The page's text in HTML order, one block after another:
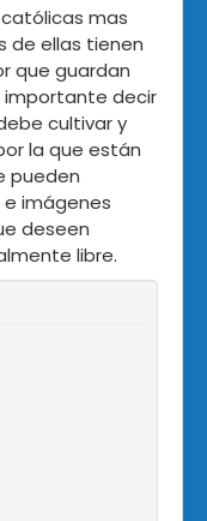
mas
de ellas tienen
que guardan
importante decir
cultivar y
la que están
pueden
imágenes
deseen
libre.